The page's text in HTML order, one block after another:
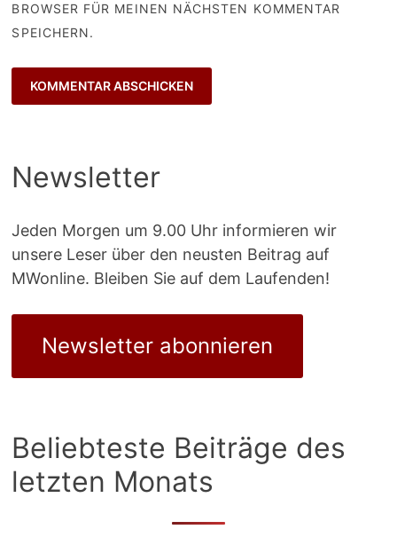
BROWSER FÜR MEINEN NÄCHSTEN KOMMENTAR
SPEICHERN.
Newsletter
Jeden Morgen um 9.00 Uhr informieren wir
unsere Leser über den neusten Beitrag auf
MWonline. Bleiben Sie auf dem Laufenden!
Newsletter abonnieren
Beliebteste Beiträge des
letzten Monats